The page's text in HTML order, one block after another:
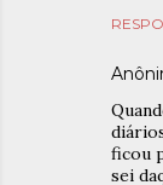
ficou
sei